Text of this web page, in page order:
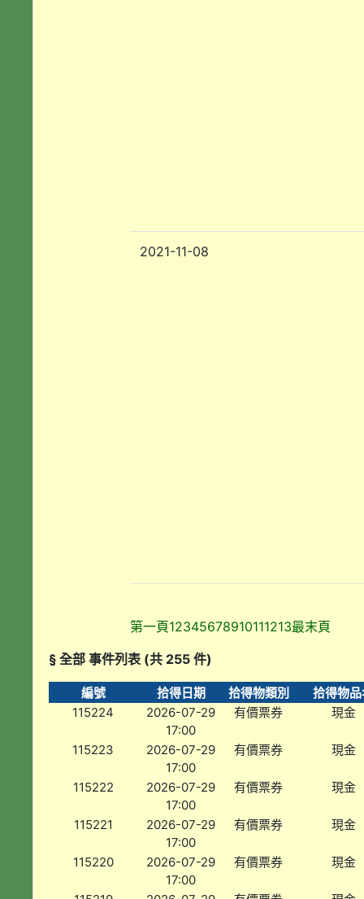
2021-11-08
第一頁12345678910111213最末頁
§ 全部 事件列表 (共 255 件)
編號 拾得日期 拾得物類別
拾得物
115224
2026-07-29
17:00
有價票券 現金
115223
2026-07-29
17:00
有價票券 現金
115222
2026-07-29
17:00
有價票券 現金
115221
2026-07-29
17:00
有價票券 現金
115220
2026-07-29
17:00
有價票券 現金